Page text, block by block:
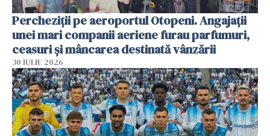
Percheziții pe aeroportul Otopeni. Angajații
unei mari companii aeriene furau parfumuri,
ceasuri și mâncarea destinată vânzării
30 IULIE 2026